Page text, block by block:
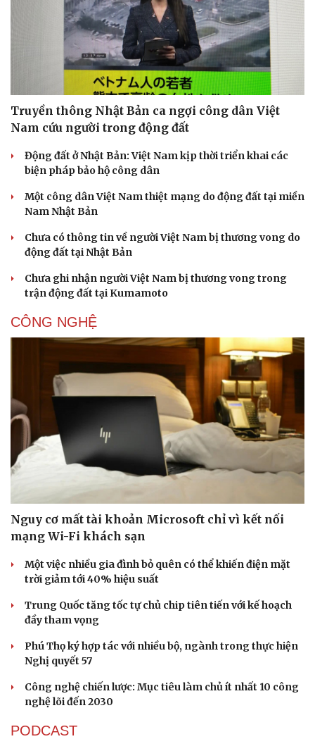
Doanh nghiệp
Thông tin doanh nghiệp
Doanh nhân
Vì cộng đồng
Công nghệ
Sành điệu
Trải nghiệm
Chuyển đổi số
Truyền thông Nhật Bản ca ngợi công dân Việt
Nam cứu người trong động đất
Động đất ở Nhật Bản: Việt Nam kịp thời triển khai các
biện pháp bảo hộ công dân
Một công dân Việt Nam thiệt mạng do động đất tại miền
Nam Nhật Bản
Chưa có thông tin về người Việt Nam bị thương vong do
động đất tại Nhật Bản
Chưa ghi nhận người Việt Nam bị thương vong trong
trận động đất tại Kumamoto
CÔNG NGHỆ
Nguy cơ mất tài khoản Microsoft chỉ vì kết nối
mạng Wi-Fi khách sạn
Một việc nhiều gia đình bỏ quên có thể khiến điện mặt
trời giảm tới 40% hiệu suất
Trung Quốc tăng tốc tự chủ chip tiên tiến với kế hoạch
đầy tham vọng
Phú Thọ ký hợp tác với nhiều bộ, ngành trong thực hiện
Nghị quyết 57
Công nghệ chiến lược: Mục tiêu làm chủ ít nhất 10 công
nghệ lõi đến 2030
PODCAST